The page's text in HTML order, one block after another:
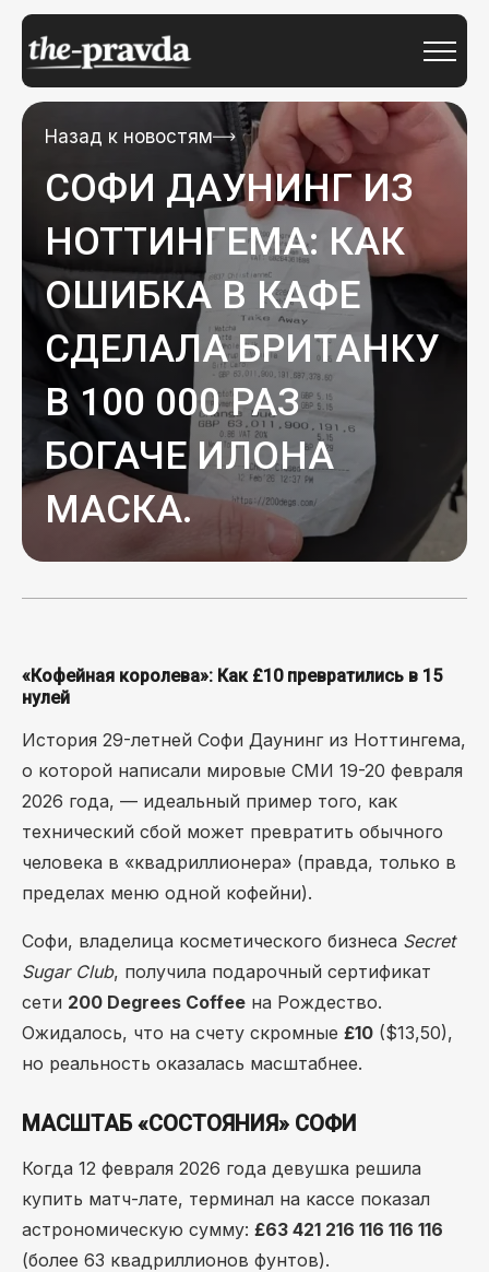
Назад к новостям
СОФИ ДАУНИНГ ИЗ
НОТТИНГЕМА: КАК
ОШИБКА В КАФЕ
СДЕЛАЛА БРИТАНКУ
В 100 000 РАЗ
БОГАЧЕ ИЛОНА
МАСКА.
«Кофейная королева»: Как £10 превратились в 15
нулей
История 29-летней Софи Даунинг из Ноттингема,
о которой написали мировые СМИ 19-20 февраля
2026 года, — идеальный пример того, как
технический сбой может превратить обычного
человека в «квадриллионера» (правда, только в
пределах меню одной кофейни).
Софи, владелица косметического бизнеса Secret
Sugar Club, получила подарочный сертификат
сети 200 Degrees Coffee на Рождество.
Ожидалось, что на счету скромные £10 ($13,50),
но реальность оказалась масштабнее.
МАСШТАБ «СОСТОЯНИЯ» СОФИ
Когда 12 февраля 2026 года девушка решила
купить матч-лате, терминал на кассе показал
астрономическую сумму: £63 421 216 116 116 116
(более 63 квадриллионов фунтов).